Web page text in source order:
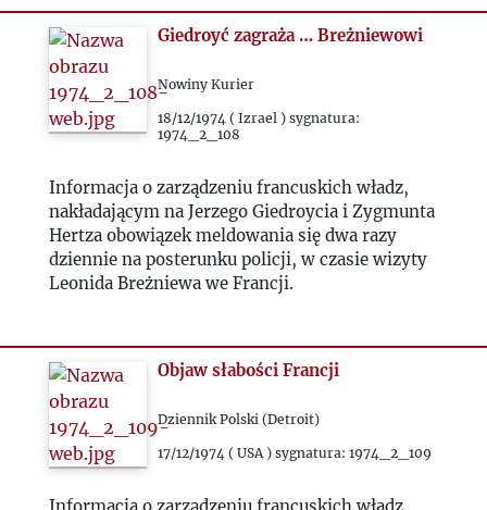
Giedroyć zagraża … Breżniewowi
Nowiny Kurier
18/12/1974 ( Izrael ) sygnatura:
1974_2_108
Informacja o zarządzeniu francuskich władz,
nakładającym na Jerzego Giedroycia i Zygmunta
Hertza obowiązek meldowania się dwa razy
dziennie na posterunku policji, w czasie wizyty
Leonida Breżniewa we Francji.
Objaw słabości Francji
Dziennik Polski (Detroit)
17/12/1974 ( USA ) sygnatura: 1974_2_109